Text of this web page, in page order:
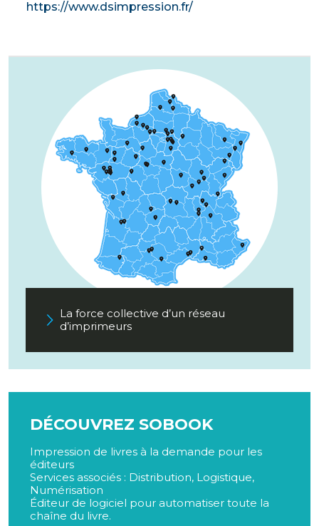
https://www.dsimpression.fr/
La force collective d’un réseau
d’imprimeurs
DÉCOUVREZ SOBOOK
Impression de livres à la demande pour les
éditeurs
Services associés : Distribution, Logistique,
Numérisation
Éditeur de logiciel pour automatiser toute la
chaîne du livre.